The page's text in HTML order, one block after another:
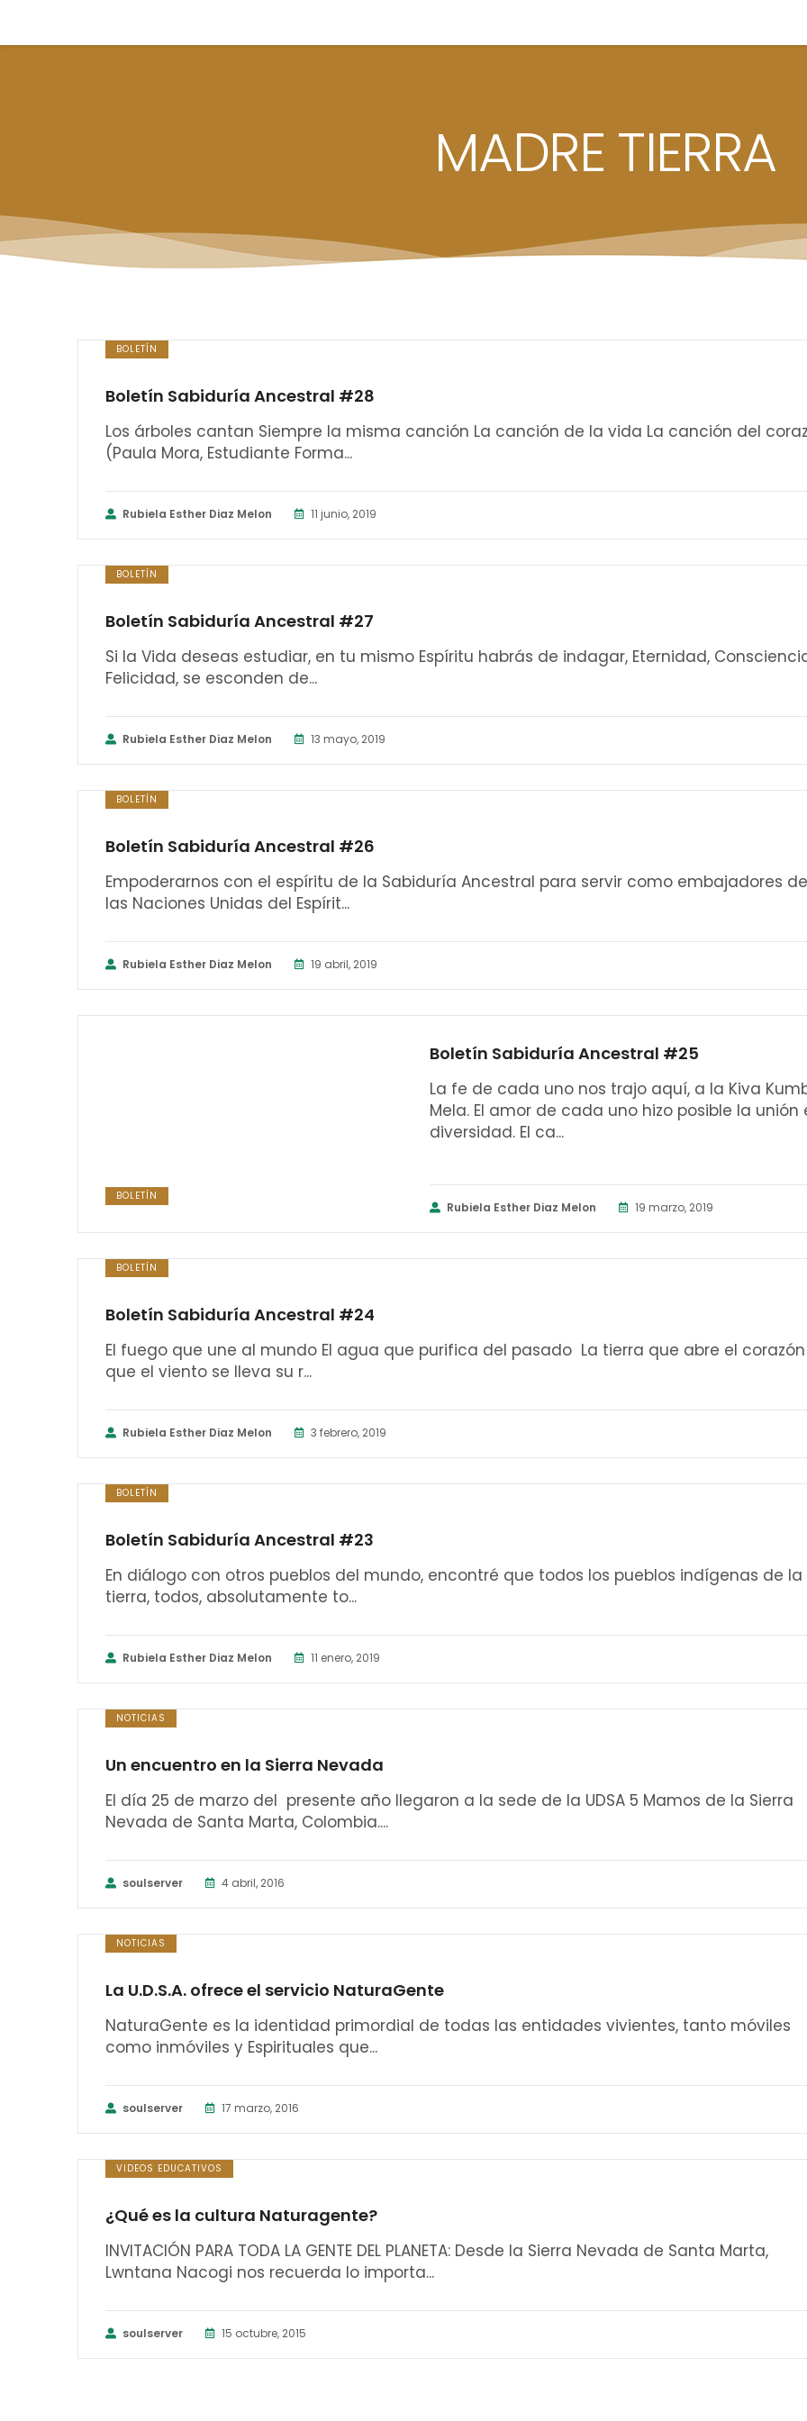
MADRE TIERRA
BOLETÍN
Boletín Sabiduría Ancestral #28
Los árboles cantan Siempre la misma canción La canción de la vida La canción del
(Paula Mora, Estudiante Forma...
Rubiela Esther Diaz Melon 11 junio, 2019
BOLETÍN
Boletín Sabiduría Ancestral #27
Si la Vida deseas estudiar, en tu mismo Espíritu habrás de indagar, Eternidad,
Felicidad, se esconden de...
Rubiela Esther Diaz Melon 13 mayo, 2019
BOLETÍN
Boletín Sabiduría Ancestral #26
Empoderarnos con el espíritu de la Sabiduría Ancestral para servir como embajadores de
las Naciones Unidas del Espírit...
Rubiela Esther Diaz Melon 19 abril, 2019
BOLETÍN
Boletín Sabiduría Ancestral #25
La fe de cada uno nos trajo aquí, a la Kiva
Mela. El amor de cada uno hizo posible la unión
diversidad. El ca...
Rubiela Esther Diaz Melon 19 marzo, 2019
BOLETÍN
Boletín Sabiduría Ancestral #24
El fuego que une al mundo El agua que purifica del pasado La tierra que abre el
que el viento se lleva su r...
Rubiela Esther Diaz Melon 3 febrero, 2019
BOLETÍN
Boletín Sabiduría Ancestral #23
En diálogo con otros pueblos del mundo, encontré que todos los pueblos indígenas de la
tierra, todos, absolutamente to...
Rubiela Esther Diaz Melon 11 enero, 2019
NOTICIAS
Un encuentro en la Sierra Nevada
El día 25 de marzo del presente año llegaron a la sede de la UDSA 5 Mamos de la Sierra
Nevada de Santa Marta, Colombia....
soulserver 4 abril, 2016
NOTICIAS
La U.D.S.A. ofrece el servicio NaturaGente
NaturaGente es la identidad primordial de todas las entidades vivientes, tanto móviles
como inmóviles y Espirituales que...
soulserver 17 marzo, 2016
VIDEOS EDUCATIVOS
¿Qué es la cultura Naturagente?
INVITACIÓN PARA TODA LA GENTE DEL PLANETA: Desde la Sierra Nevada de Santa Marta,
Lwntana Nacogi nos recuerda lo importa...
soulserver 15 octubre, 2015